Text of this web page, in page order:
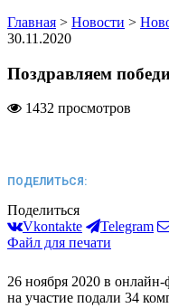
Главная > Новости >
30.11.2020
Поздравляем
1432 просмотров
ПОДЕЛИТЬСЯ:
Поделиться
Vkontakte
Telegram
Файл для печати
26 ноября 2020 в
на участие подали 34